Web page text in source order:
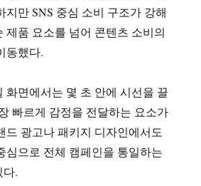
지만 SNS 중심 소비 구조가 강해
제품 요소를 넘어 콘텐츠 소비의
동했다.
화면에서는 몇 초 안에 시선을 끌
빠르게 감정을 전달하는 요소가
드 광고나 패키지 디자인에서도
심으로 전체 캠페인을 통일하는
다.